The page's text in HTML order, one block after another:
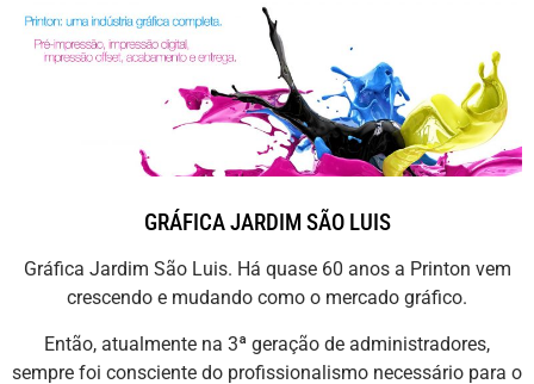
GRÁFICA JARDIM SÃO LUIS
Gráfica Jardim São Luis. Há quase 60 anos a Printon vem
crescendo e mudando como o mercado gráfico.
Então, atualmente na 3ª geração de administradores,
sempre foi consciente do profissionalismo necessário para o